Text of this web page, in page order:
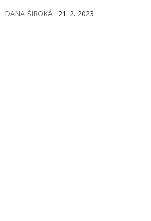
Ketonová dieta ale pochopitelně není
DANA ŠIROKÁ 21. 2. 2023